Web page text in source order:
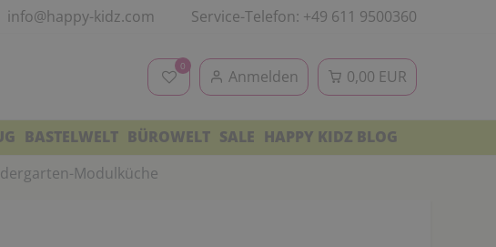
info@happy-kidz.com Service-Telefon: +49 611 9500360
0
Anmelden 0,00 EUR
BASTELWELT BÜROWELT SALE HAPPY KIDZ BLOG
Modulküche